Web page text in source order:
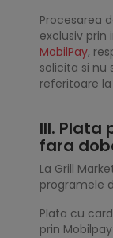
Procesarea
exclusiv
MobilPay,
solicita si nu
referitoare
III. Plata
fara
La Grill
programele
Plata cu
prin